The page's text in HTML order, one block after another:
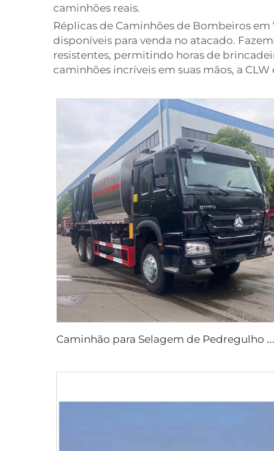
caminhões reais.
Réplicas de Caminhões de Bombeiros
disponíveis para venda no atacado.
resistentes, permitindo horas de
caminhões incríveis em suas mãos, a
C
aminhão para Selagem de Pedregulho com Transmissão Manual a Diesel HOWO Novo Fabricante com Preço Competitivo